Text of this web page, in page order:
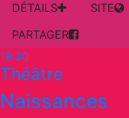
DÉTAILS
SITE
PARTAGER
19:30
Théâtre
Naissances